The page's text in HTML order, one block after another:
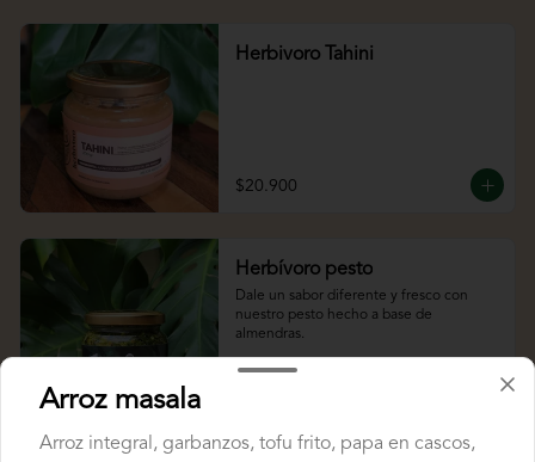
Herbivoro Tahini
$20.900
Herbívoro pesto
Dale un sabor diferente y fresco con
nuestro pesto hecho a base de
almendras.
Arroz masala
Arroz integral, garbanzos, tofu frito, papa en cascos,